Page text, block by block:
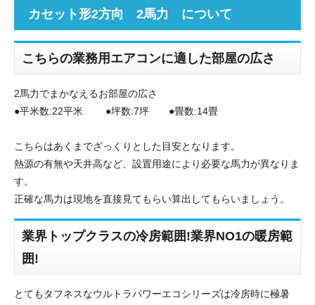
カセット形2方向 2馬力 について
こちらの業務用エアコンに適した部屋の広さ
2馬力でまかなえるお部屋の広さ
●平米数:22平米 ●坪数:7坪 ●畳数:14畳
こちらはあくまでざっくりとした目安となります。
熱源の有無や天井高など、設置用途により必要な馬力が異なりま
す。
正確な馬力は現地を直接見てもらい算出してもらいましょう。
業界トップクラスの冷房範囲!業界NO1の暖房範
囲!
とてもタフネスなウルトラパワーエコシリーズは冷房時に極暑